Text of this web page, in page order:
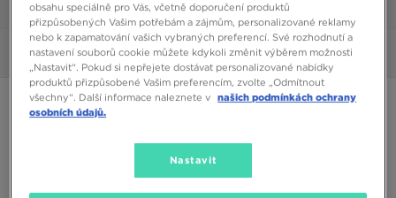
Obrázky 360°
NIKE REVOLUTION 7 GS
obsahu speciálně pro Vás, včetně doporučení produktů
přizpůsobených Vašim potřebám a zájmům, personalizované reklamy
nebo k zapamatování vašich vybraných preferencí. Své rozhodnutí a
nastavení souborů cookie můžete kdykoli změnit výběrem možnosti
„Nastavit“. Pokud si nepřejete dostávat personalizované nabídky
produktů přizpůsobené Vašim preferencím, zvolte „Odmítnout
všechny“. Další informace naleznete v našich podmínkách ochrany
osobních údajů.
Nastavit